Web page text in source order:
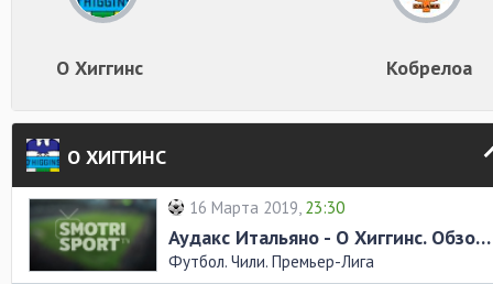
О Хиггинс Кобрелоа
О ХИГГИНС
16 Марта 2019, 23:30
Аудакс Итальяно - О Хиггинс. Обзор матча
Футбол. Чили. Премьер-Лига